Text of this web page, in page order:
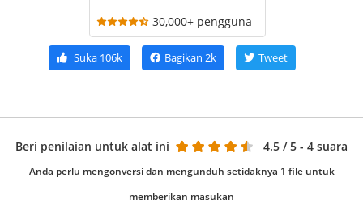
30,000+ pengguna
Suka106k Bagikan 2k Tweet
Beri penilaian untuk alat ini 4.5 / 5 - 4 suara
Anda perlu mengonversi dan mengunduh setidaknya 1 file untuk
memberikan masukan